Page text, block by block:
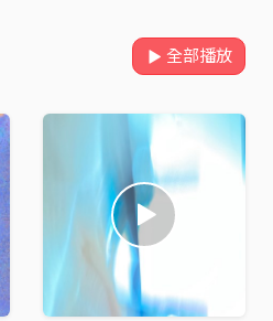
全部播放